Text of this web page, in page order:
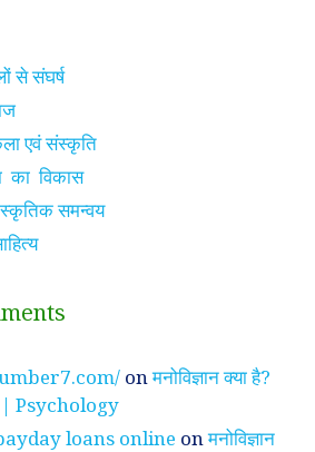
से संघर्ष
एवं संस्कृति
का विकास
समन्वय
onमनोविज्ञान क्या है?
| Psychology
loans online onमनोविज्ञान